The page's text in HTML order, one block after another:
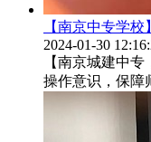
【南京中专学
2024-01-30
【南京城建中
操作意识，保障